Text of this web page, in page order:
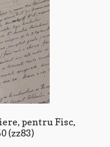
pentru Fisc,
(zz83)